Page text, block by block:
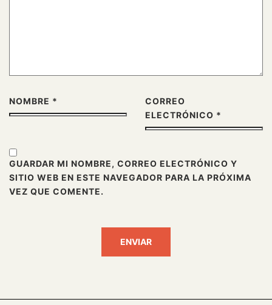
NOMBRE *
CORREO
ELECTRÓNICO *
GUARDAR MI NOMBRE, CORREO ELECTRÓNICO Y
SITIO WEB EN ESTE NAVEGADOR PARA LA PRÓXIMA
VEZ QUE COMENTE.